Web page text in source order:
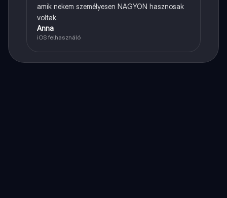
amik nekem személyesen NAGYON hasznosak
voltak.
Anna
iOS felhasználó